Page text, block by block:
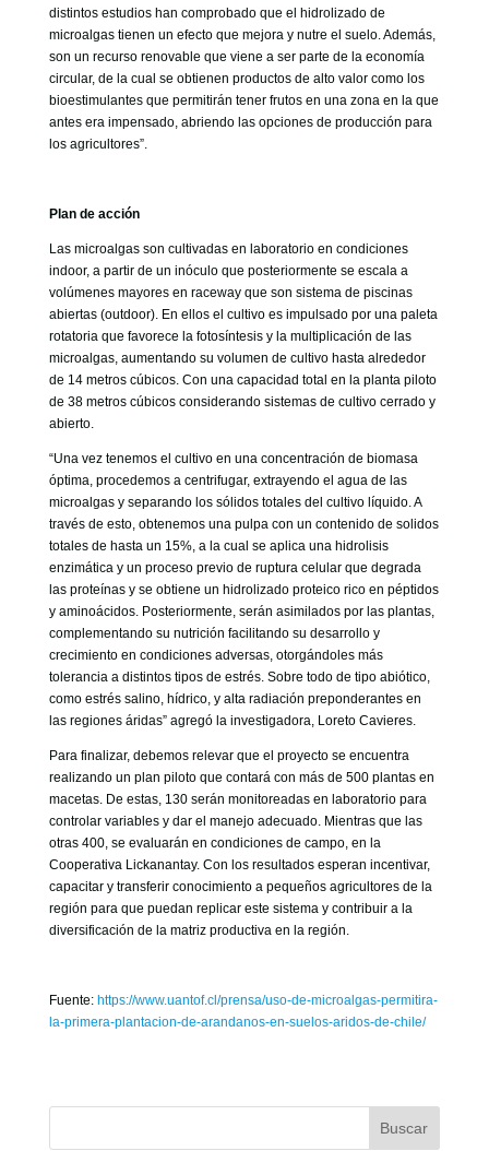
distintos estudios han comprobado que el hidrolizado de
microalgas tienen un efecto que mejora y nutre el suelo. Además,
son un recurso renovable que viene a ser parte de la economía
circular, de la cual se obtienen productos de alto valor como los
bioestimulantes que permitirán tener frutos en una zona en la que
antes era impensado, abriendo las opciones de producción para
los agricultores”.
Plan de acción
Las microalgas son cultivadas en laboratorio en condiciones
indoor, a partir de un inóculo que posteriormente se escala a
volúmenes mayores en raceway que son sistema de piscinas
abiertas (outdoor). En ellos el cultivo es impulsado por una paleta
rotatoria que favorece la fotosíntesis y la multiplicación de las
microalgas, aumentando su volumen de cultivo hasta alrededor
de 14 metros cúbicos. Con una capacidad total en la planta piloto
de 38 metros cúbicos considerando sistemas de cultivo cerrado y
abierto.
“Una vez tenemos el cultivo en una concentración de biomasa
óptima, procedemos a centrifugar, extrayendo el agua de las
microalgas y separando los sólidos totales del cultivo líquido. A
través de esto, obtenemos una pulpa con un contenido de solidos
totales de hasta un 15%, a la cual se aplica una hidrolisis
enzimática y un proceso previo de ruptura celular que degrada
las proteínas y se obtiene un hidrolizado proteico rico en péptidos
y aminoácidos. Posteriormente, serán asimilados por las plantas,
complementando su nutrición facilitando su desarrollo y
crecimiento en condiciones adversas, otorgándoles más
tolerancia a distintos tipos de estrés. Sobre todo de tipo abiótico,
como estrés salino, hídrico, y alta radiación preponderantes en
las regiones áridas” agregó la investigadora, Loreto Cavieres.
Para finalizar, debemos relevar que el proyecto se encuentra
realizando un plan piloto que contará con más de 500 plantas en
macetas. De estas, 130 serán monitoreadas en laboratorio para
controlar variables y dar el manejo adecuado. Mientras que las
otras 400, se evaluarán en condiciones de campo, en la
Cooperativa Lickanantay. Con los resultados esperan incentivar,
capacitar y transferir conocimiento a pequeños agricultores de la
región para que puedan replicar este sistema y contribuir a la
diversificación de la matriz productiva en la región.
Fuente: https://www.uantof.cl/prensa/uso-de-microalgas-permitira-
la-primera-plantacion-de-arandanos-en-suelos-aridos-de-chile/